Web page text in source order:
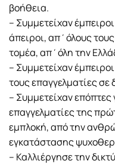
βοήθεια.
– Συμμετείχαν
άπειροι, απ΄όλους
τομέα, απ΄όλη την
– Συμμετείχαν
τους επαγγελματίες σε
– Συμμετείχαν
επαγγελματίες της
εμπλοκή, από την
εγκατάστασης
– Καλλιέργησε την